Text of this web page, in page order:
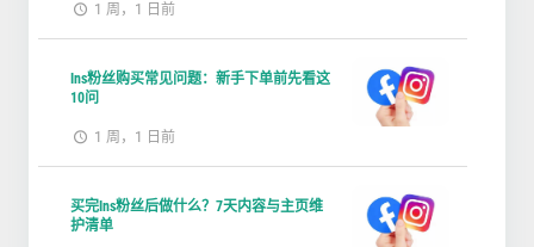
1 周，1 日前
Ins粉丝购买常见问题：新手下单前先看这
10问
1 周，1 日前
买完Ins粉丝后做什么？7天内容与主页维
护清单